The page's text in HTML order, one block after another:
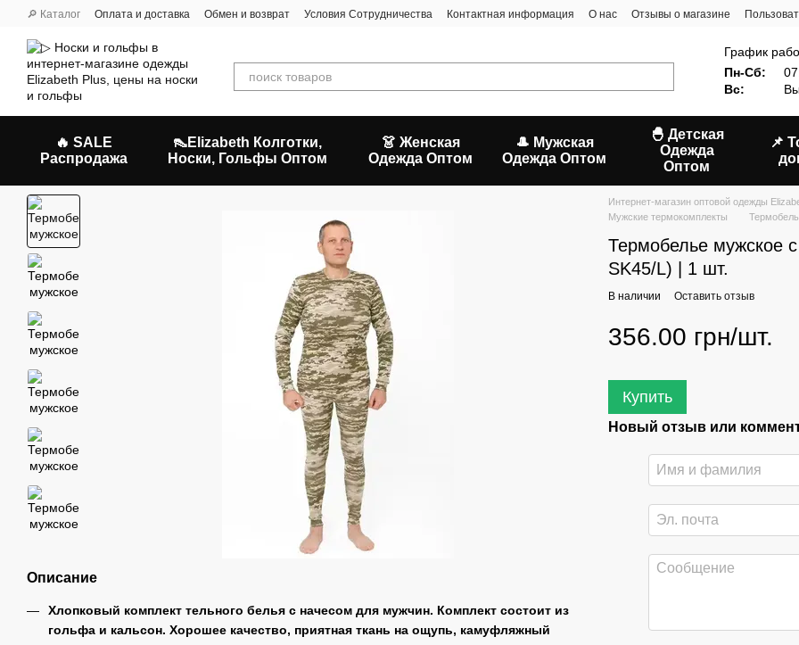
Перейти к основному контенту
🔎 Каталог Оплата и доставка Обмен и возврат Условия Сотрудничества Контактная информация О нас Отзывы о магазине
График
Пн-Сб:
Вс:
🔥 SALE
Распродажа
👠Elizabeth Колготки,
Носки, Гольфы Оптом
👗 Женская
Одежда Оптом
🎩 Мужская
Одежда Оптом
🐣 Детская
Одежда
Оптом
📌
Описание
Хлопковый комплект тельного белья с начесом для мужчин. Комплект состоит из
гольфа и кальсон. Хорошее качество, приятная ткань на ощупь, камуфляжный
Интернет-магазин оптовой одежды
Мужские термокомплекты
Термобелье мужское
SK45/L) | 1 шт.
В наличии Оставить отзыв
356.00 грн/шт.
Купить
Новый отзыв или